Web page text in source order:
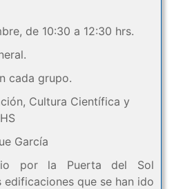
de 10:30 a 12:30 hrs.
cada grupo.
Cultura Científica y
García
por la Puerta del Sol
que se han ido